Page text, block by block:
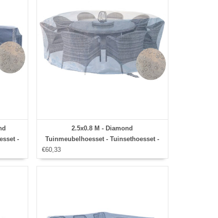
-
2.5x0.8 M - Diamond
Tuinmeubelhoesset - Tuinsethoesset -
stormbanden,aantrekkoord,antislip en
€60,33